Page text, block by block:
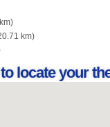
km)
locate your